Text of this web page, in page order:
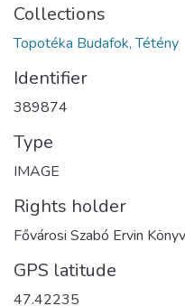
Collections
Topotéka Budafok, Tétény
Identifier
389874
Type
IMAGE
Rights holder
Fővárosi Szabó Ervin
GPS latitude
47.42235